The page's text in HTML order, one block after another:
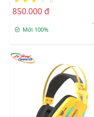
850.000 đ
Mới 100%